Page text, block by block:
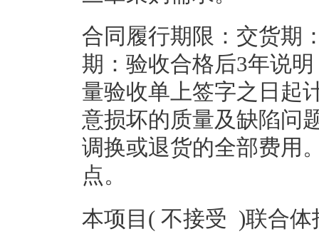
合同履行期限：交货期
期：验收合格后3年说
量验收单上签字之日起
意损坏的质量及缺陷问
调换或退货的全部费用
点。
本项目( 不接受 )联合体